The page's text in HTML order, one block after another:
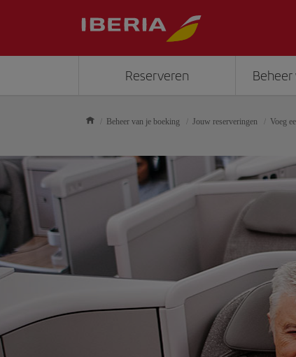
Reserveren Beheer
Beheer van je boeking Jouw reserveringen Voeg